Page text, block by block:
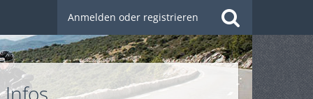
Anmelden oder registrieren